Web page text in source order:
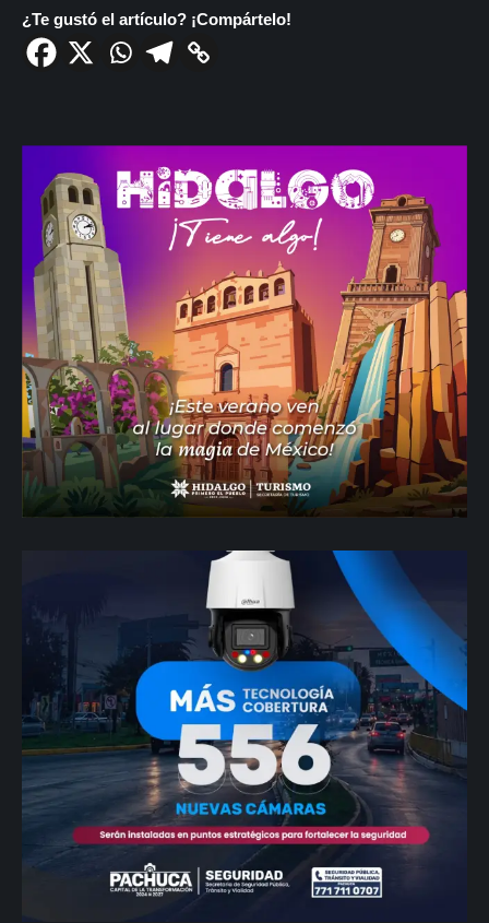
¿Te gustó el artículo? ¡Compártelo!